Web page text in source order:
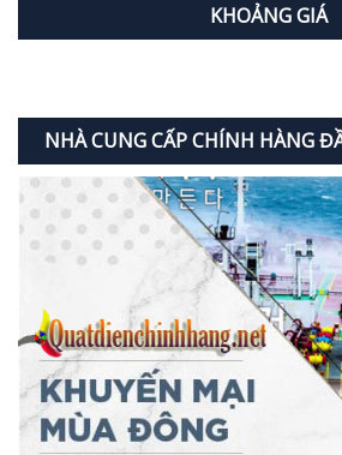
KHOẢNG GIÁ
NHÀ CUNG CẤP CHÍNH HÀNG